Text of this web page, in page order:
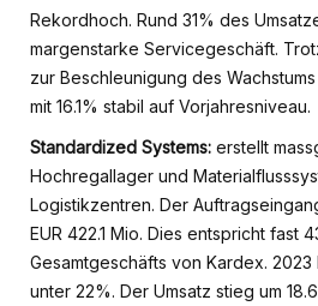
Rekordhoch. Rund 31% des
margenstarke Servicegeschäft.
zur Beschleunigung des
mit 16.1% stabil auf Vorjahresniveau.
Standardized Systems: erstellt
Hochregallager und
Logistikzentren. Der
EUR 422.1 Mio. Dies entspricht fast
Gesamtgeschäfts von Kardex.
unter 22%. Der Umsatz stieg um